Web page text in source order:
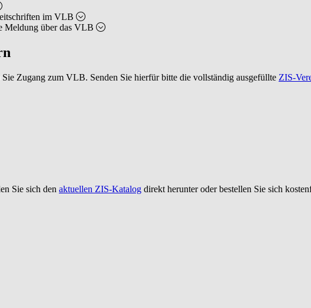
im VLB
Meldung über das VLB
Zugang zum VLB. Senden Sie hierfür bitte die vollständig ausgefüllte ZIS-
Sie sich den aktuellen ZIS-Katalog direkt herunter oder bestellen Sie sich